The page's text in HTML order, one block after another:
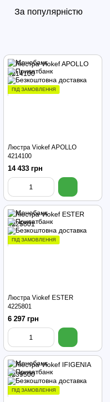
За популярністю
ПІД ЗАМОВЛЕННЯ
Люстра Viokef APOLLO
4214100
14 433 грн
ПІД ЗАМОВЛЕННЯ
Люстра Viokef ESTER
4225801
6 297 грн
ПІД ЗАМОВЛЕННЯ